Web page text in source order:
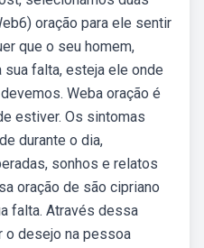
oração para ele sentir
que o seu homem,
sua falta, esteja ele onde
Weba oração é
estiver. Os sintomas
durante o dia,
sonhos e relatos
oração de são cipriano
falta. Através dessa
o desejo na pessoa